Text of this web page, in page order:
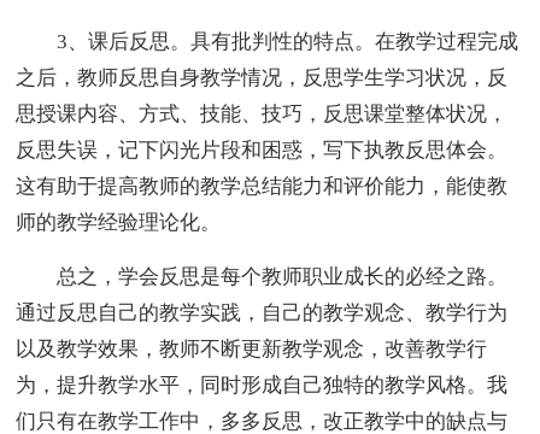
3、课后反思。具有批判性的特点。在教学过程完成
之后，教师反思自身教学情况，反思学生学习状况，反
思授课内容、方式、技能、技巧，反思课堂整体状况，
反思失误，记下闪光片段和困惑，写下执教反思体会。
这有助于提高教师的教学总结能力和评价能力，能使教
师的教学经验理论化。
总之，学会反思是每个教师职业成长的必经之路。
通过反思自己的教学实践，自己的教学观念、教学行为
以及教学效果，教师不断更新教学观念，改善教学行
为，提升教学水平，同时形成自己独特的教学风格。我
们只有在教学工作中，多多反思，改正教学中的缺点与